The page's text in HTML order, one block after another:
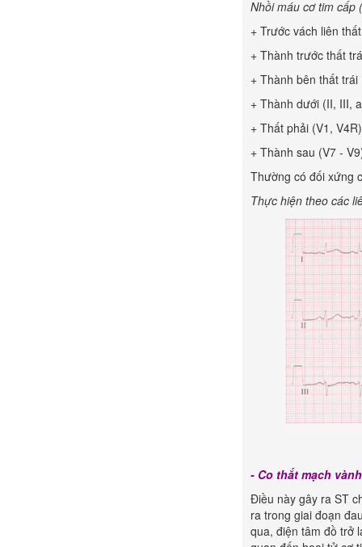
Nhồi máu cơ tim cấp
+ Trước vách liên
+ Thành trước thất
+ Thành bên thất
+ Thành dưới (II, III,
+ Thất phải (V1,
+ Thành sau (V7 -
Thường có đối xứng
Thực hiện theo các
- Co thắt mạch
Điều này gây ra ST
ra trong giai đoạn
qua, điện tâm đồ trở